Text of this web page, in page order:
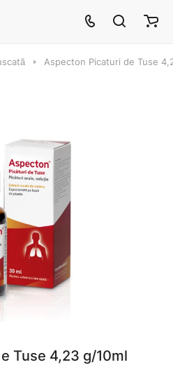
Aspecton Picaturi de Tuse
Tuse 4,23 g/10ml